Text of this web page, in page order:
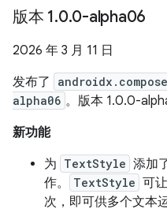
版本 1.0.0-alpha06
2026 年 3 月 11 日
发布了
alpha06 。版本 1.0.0-
新功能
为 TextStyle 添加
作。
TextStyle 可
次，即可供多个文本